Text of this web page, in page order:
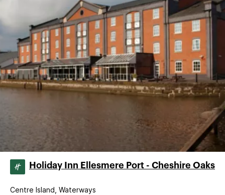
Holiday Inn Ellesmere Port - Cheshire Oaks
Centre Island, Waterways